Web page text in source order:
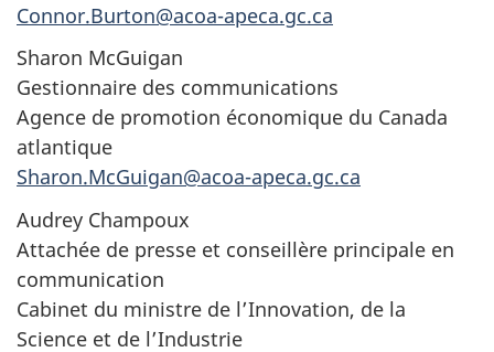
Connor.Burton@acoa-apeca.gc.ca
Sharon McGuigan
Gestionnaire des communications
Agence de promotion économique du Canada
atlantique
Sharon.McGuigan@acoa-apeca.gc.ca
Audrey Champoux
Attachée de presse et conseillère principale en
communication
Cabinet du ministre de l’Innovation, de la
Science et de l’Industrie